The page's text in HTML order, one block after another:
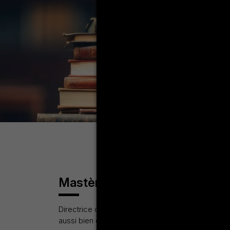
Mastère de recherche Lettres
Directrice de département : Mme Saidi Narjess E-
aussi bien des textes que des images, des objets